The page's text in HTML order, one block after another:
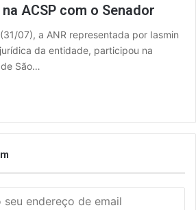
ACSP com o Senador
07), a ANR representada por Iasmin
da entidade, participou na
São…